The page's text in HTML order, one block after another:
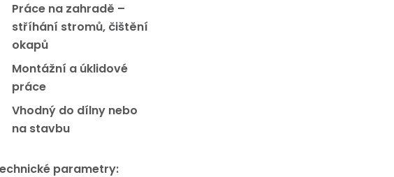
Práce na zahradě –
stříhání stromů, čištění
okapů
Montážní a úklidové
práce
Vhodný do dílny nebo
na stavbu
parametry: